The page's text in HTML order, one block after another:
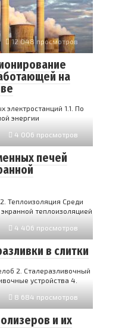
12 048 просмотров
на
электростанций 1.1. По
энергии
4 006 просмотров
печей
Теплоизоляция Среди
теплоизоляцией
4 406 просмотров
в слитки
2. Сталеразливочный
устройства 4.
8 684 просмотров
и их